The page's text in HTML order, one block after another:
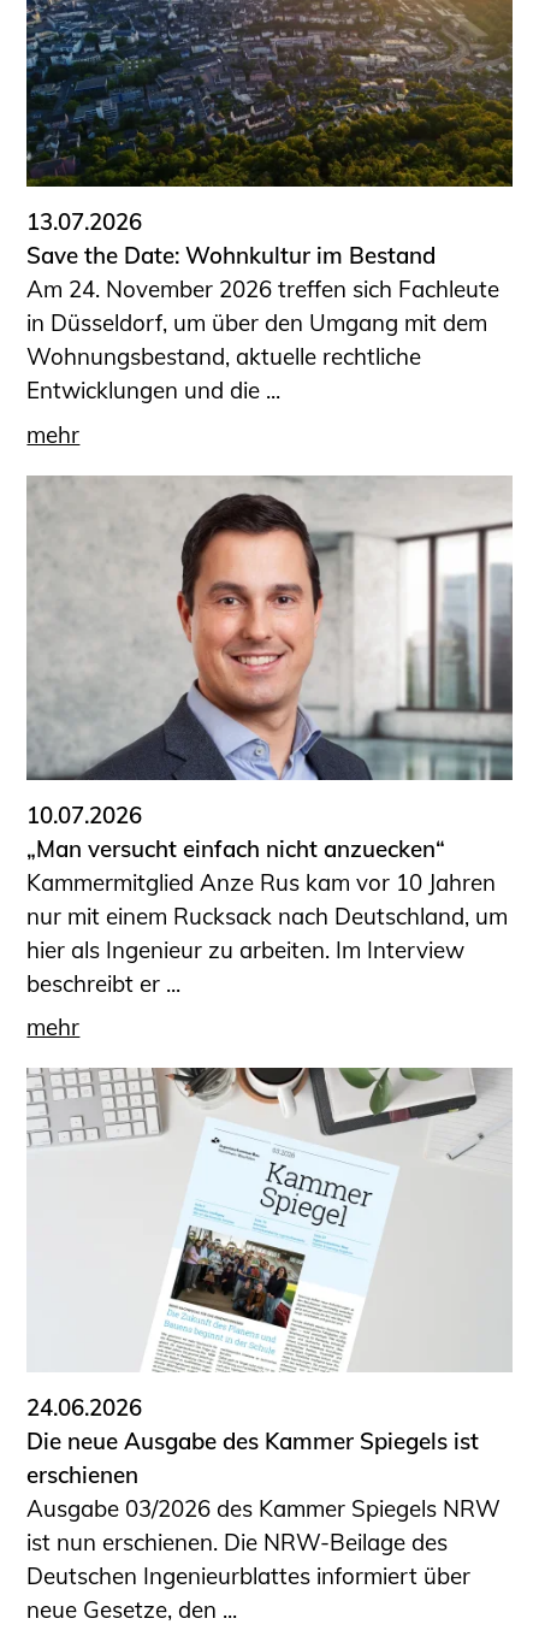
13.07.2026
Save the Date: Wohnkultur im Bestand
Am 24. November 2026 treffen sich Fachleute
in Düsseldorf, um über den Umgang mit dem
Wohnungsbestand, aktuelle rechtliche
Entwicklungen und die ...
mehr
10.07.2026
„Man versucht einfach nicht anzuecken“
Kammermitglied Anze Rus kam vor 10 Jahren
nur mit einem Rucksack nach Deutschland, um
hier als Ingenieur zu arbeiten. Im Interview
beschreibt er ...
mehr
24.06.2026
Die neue Ausgabe des Kammer Spiegels ist
erschienen
Ausgabe 03/2026 des Kammer Spiegels NRW
ist nun erschienen. Die NRW-Beilage des
Deutschen Ingenieurblattes informiert über
neue Gesetze, den ...